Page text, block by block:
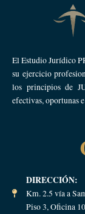
El Estudio Jurídico
su ejercicio
los principios de
efectivas, oportunas
DIRECCIÓN:
Km. 2.5 vía a
Piso 3, Oficina